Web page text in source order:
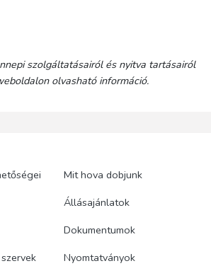
szolgáltatásairól és nyitva tartásairól
olvasható információ.
Mit hova dobjunk
Állásajánlatok
Dokumentumok
Nyomtatványok